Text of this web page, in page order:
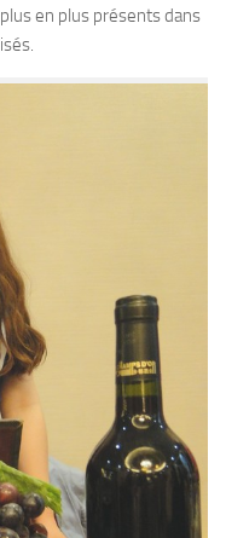
en plus présents dans